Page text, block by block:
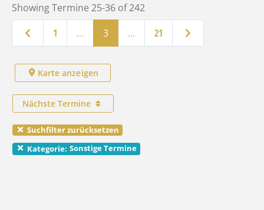
Showing Termine 25-36 of 242
Neuere Beiträge
1 … 3 … 21 Ältere Beiträge
Karte anzeigen
Nächste Termine
Suchfilter zurücksetzen
Kategorie: Sonstige Termine